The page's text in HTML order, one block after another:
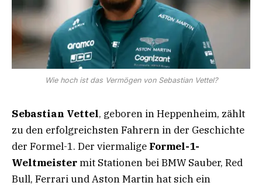
Wie hoch ist das Vermögen von Sebastian Vettel?
Sebastian Vettel, geboren in Heppenheim, zählt
zu den erfolgreichsten Fahrern in der Geschichte
der Formel-1. Der viermalige Formel-1-
Weltmeistermit Stationen bei BMW Sauber, Red
Bull, Ferrari und Aston Martin hat sich ein